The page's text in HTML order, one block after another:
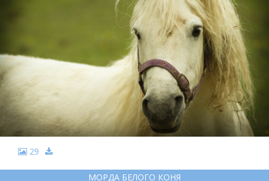
29
МОРДА БЕЛОГО КОНЯ